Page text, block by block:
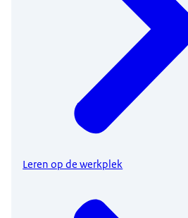
Leren op de werkplek